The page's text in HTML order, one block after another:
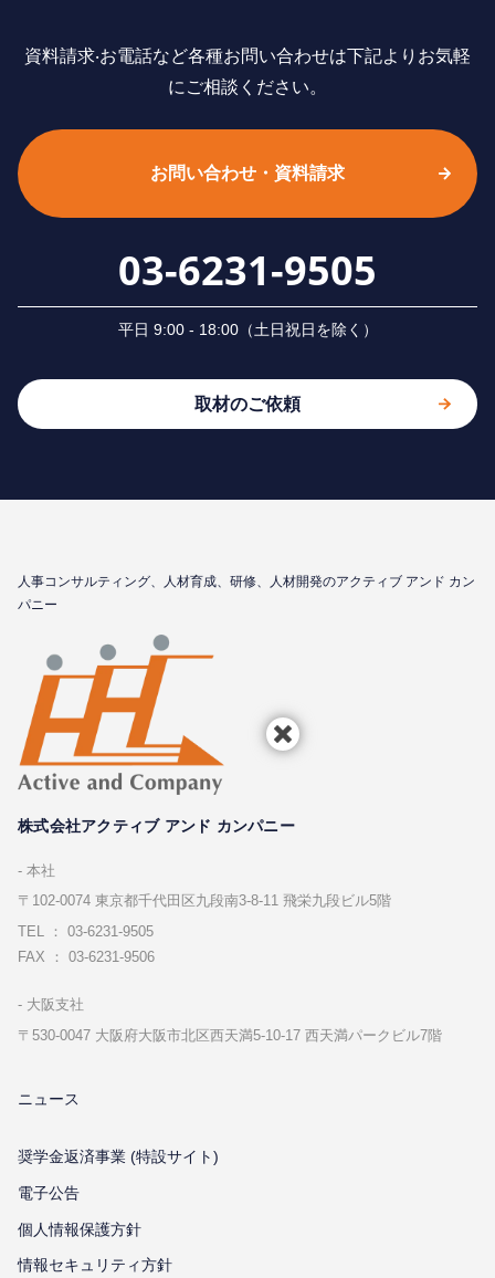
資料請求‧お電話など各種お問い合わせは下記よりお気軽
にご相談ください。
お問い合わせ・資料請求
03-6231-9505
平⽇ 9:00 - 18:00（⼟⽇祝⽇を除く）
取材のご依頼
⼈事コンサルティング、⼈材育成、研修、⼈材開発のアクティブ アンド カン
パニー
株式会社アクティブ アンド カンパニー
本社
〒102-0074 東京都千代⽥区九段南3-8-11 飛栄九段ビル5階
TEL ： 03-6231-9505
FAX ： 03-6231-9506
⼤阪⽀社
〒530-0047 ⼤阪府⼤阪市北区⻄天満5-10-17 ⻄天満パークビル7階
ニュース
奨学金返済事業 (特設サイト)
電子公告
個⼈情報保護⽅針
情報セキュリティ⽅針